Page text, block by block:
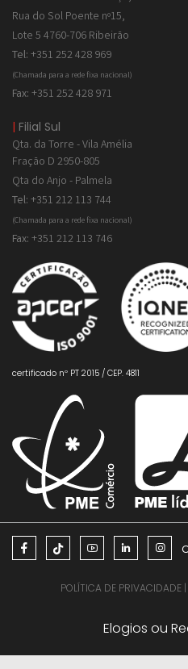
Rua do Sol Poente nº15,
Lote 5 4760-706 Ribeirão
Tel: +351 252 428 969
(Chamada para a rede fixa nacional)
Fax: +351 252 428 971
| Filial Sul
Qta. da Torre - Vila Amélia
Fração D 2950-805
Qta do Anjo - Palmela
Tel: +351 212 113 744
(Chamada para a rede fixa nacional)
Fax: +351 212 113 746
certificado nº PT 2015 / CEP. 4811
POLÍTICA DE PRIVACIDADE |
Elogios ou